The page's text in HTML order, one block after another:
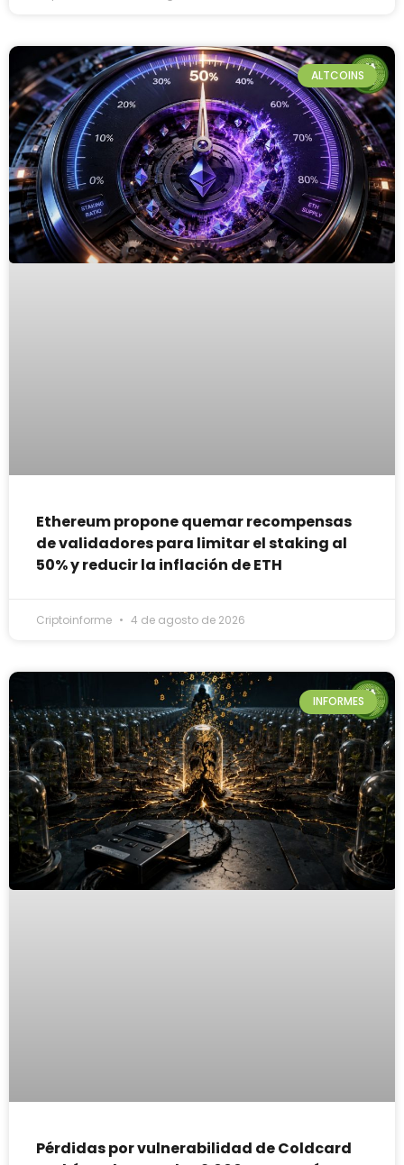
ALTCOINS
Ethereum propone quemar recompensas
de validadores para limitar el staking al
50% y reducir la inflación de ETH
Criptoinforme 4 de agosto de 2026
INFORMES
Pérdidas por vulnerabilidad de Coldcard